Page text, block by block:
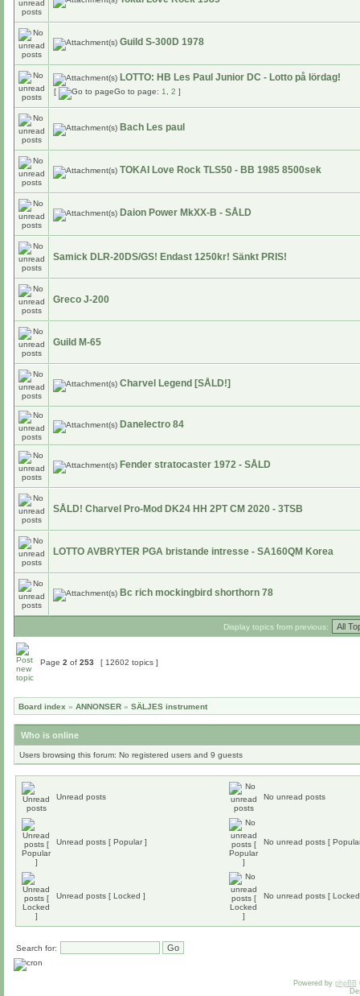
Guild S-300D 1978
LOTTO: HB Les Paul Junior DC - Lotto på lördag!
[ Go to page: 1 2 ]
Bach Les paul
TOKAI Love Rock TLS50 - BB 1985 8500sek
Daion Power MkXX-B - SÅLD
Samick DLR-20DS/GS! Endast 1250kr! Sänkt PRIS!
Greco J-200
Guild M-65
Charvel Legend [SÅLD!]
Danelectro 84
Fender stratocaster 1972 - SÅLD
SÅLD! Charvel Pro-Mod DK24 HH 2PT CM 2020 - 3TSB
LOTTO AVBRYTER PGA bristande intresse - SA160QM Korea
Bc rich mockingbird shorthorn 78
Display topics from previous:
Page 2 of 253 [ 12602 topics ]
Board index » ANNONSER » SÄLJES instrument
Who is online
Users browsing this forum: No registered users and 9 guests
Unread posts No unread posts
Unread posts [ Popular ] No unread posts [
Unread posts [ Locked ] No unread posts [
Search for:
Powered by phpBB